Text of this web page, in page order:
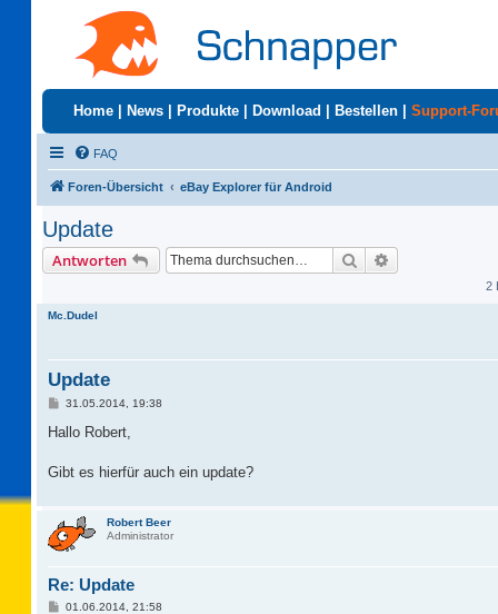
Home News Produkte Download Bestellen Support-
FAQ
Foren-Übersicht eBay Explorer für Android
Update
Antworten Suche
2
Mc.Dudel
Update
B
i
a
31.05.2014, 19:38
Hallo Robert,
Gibt es hierfür auch ein update?
Robert Beer
Administrator
Re: Update
B01.06.2014, 21:58